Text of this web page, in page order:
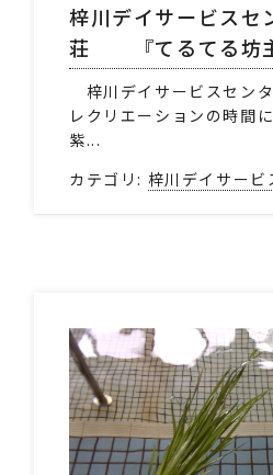
梓川デイサービスセ
荘 『てるてる坊主
梓川デイサービスセンタ
レクリエーションの時間
紫...
カテゴリ: 梓川デイサービ